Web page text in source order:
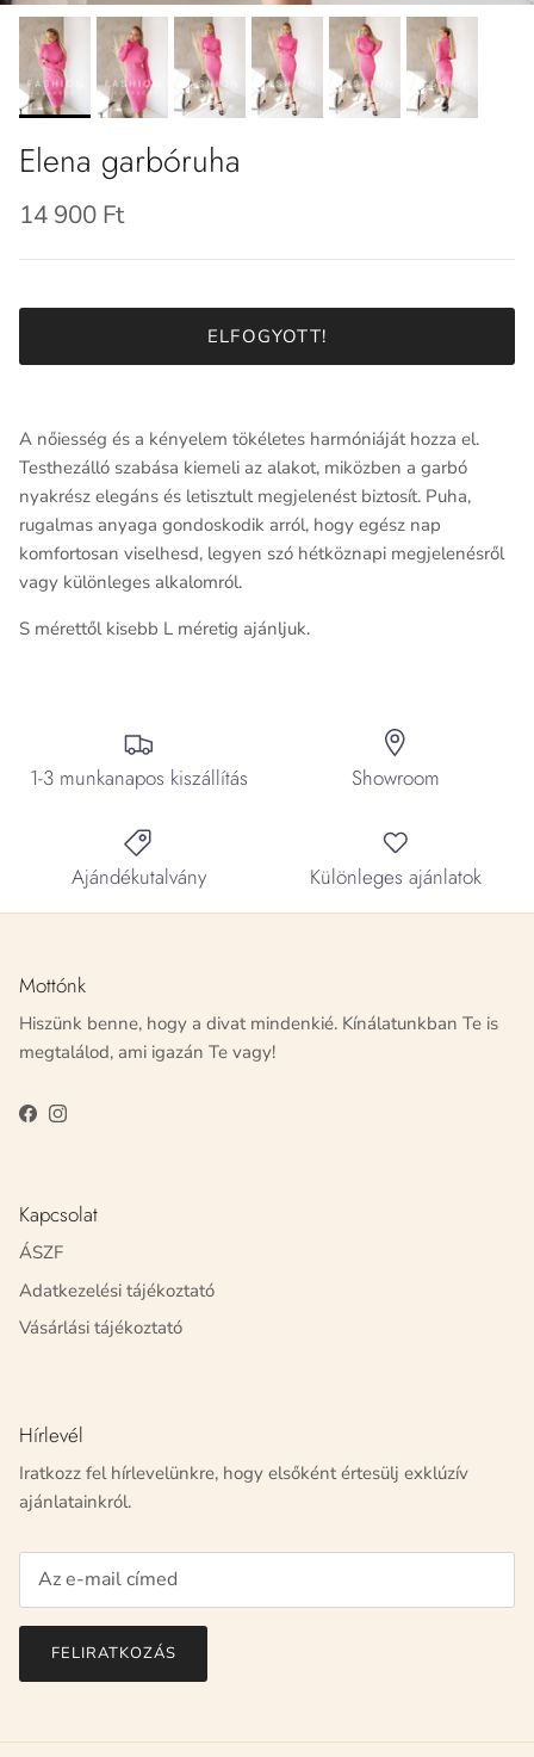
Elena garbóruha
14 900 Ft
ELFOGYOTT!
A nőiesség és a kényelem tökéletes harmóniáját hozza el.
Testhezálló szabása kiemeli az alakot, miközben a garbó
nyakrész elegáns és letisztult megjelenést biztosít. Puha,
rugalmas anyaga gondoskodik arról, hogy egész nap
komfortosan viselhesd, legyen szó hétköznapi megjelenésről
vagy különleges alkalomról.
S mérettől kisebb L méretig ajánljuk.
1-3 munkanapos kiszállítás Showroom
Ajándékutalvány Különleges ajánlatok
Mottónk
Hiszünk benne, hogy a divat mindenkié. Kínálatunkban Te is
megtalálod, ami igazán Te vagy!
FacebookInstagram
Kapcsolat
ÁSZF
Adatkezelési tájékoztató
Vásárlási tájékoztató
Hírlevél
Iratkozz fel hírlevelünkre, hogy elsőként értesülj exklúzív
ajánlatainkról.
FELIRATKOZÁS